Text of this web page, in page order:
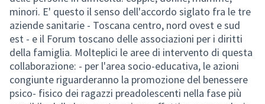
minori. E' questo il senso dell'accordo siglato fra le tre
aziende sanitarie - Toscana centro, nord ovest e sud
est - e il Forum toscano delle associazioni per i diritti
della famiglia. Molteplici le aree di intervento di questa
collaborazione: - per l'area socio-educativa, le azioni
congiunte riguarderanno la promozione del benessere
psico- fisico dei ragazzi preadolescenti nella fase più